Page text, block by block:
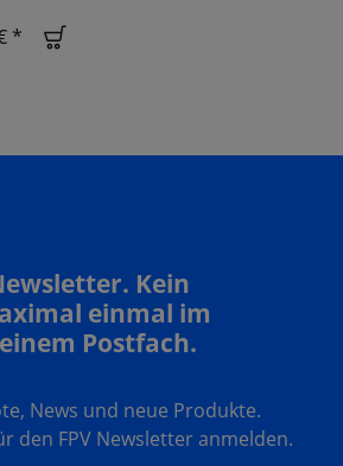
*
Kein
einmal im
Postfach.
News und neue Produkte.
den FPV Newsletter anmelden.